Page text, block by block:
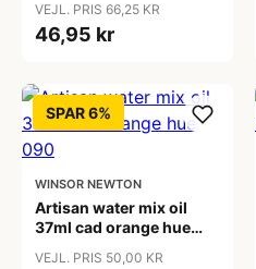
VEJL. PRIS 66,25 KR
46,95 kr
SPAR 6%
WINSOR NEWTON
Artisan water mix oil
37ml cad orange hue
VEJL. PRIS 50,00 KR